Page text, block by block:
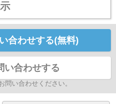
合わせする(無料)
い合わせする
問い合わせください。